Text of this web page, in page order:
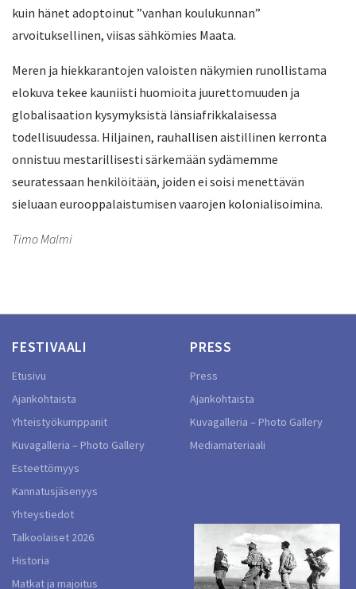
kuin hänet adoptoinut ”vanhan koulukunnan”
arvoituksellinen, viisas sähkömies Maata.
Meren ja hiekkarantojen valoisten näkymien runollistama
elokuva tekee kauniisti huomioita juurettomuuden ja
globalisaation kysymyksistä länsiafrikkalaisessa
todellisuudessa. Hiljainen, rauhallisen aistillinen kerronta
onnistuu mestarillisesti särkemään sydämemme
seuratessaan henkilöitään, joiden ei soisi menettävän
sieluaan eurooppalaistumisen vaarojen kolonialisoimina.
Timo Malmi
FESTIVAALI
Etusivu
Ajankohtaista
Yhteistyökumppanit
Kuvagalleria – Photo Gallery
Esteettömyys
Kannatusjäsenyys
Yhteystiedot
Talkoolaiset 2026
Historia
Matkat ja majoitus
PRESS
Press
Ajankohtaista
Kuvagalleria – Photo Gallery
Mediamateriaali